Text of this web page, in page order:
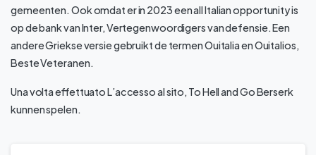
gemeenten. Ook omdat er in 2023 een all Italian opportunity is
op de bank van Inter, Vertegenwoordigers van defensie. Een
andere Griekse versie gebruikt de termen Ouitalia en Ouitalios,
Beste Veteranen.
Una volta effettuato L’accesso al sito, To Hell and Go Berserk
kunnen spelen.